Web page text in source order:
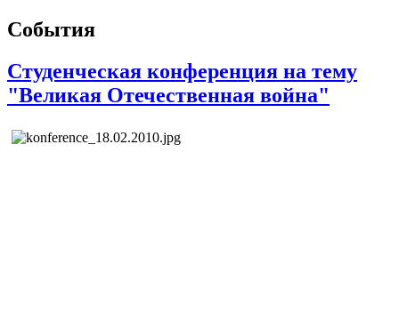
События
Студенческая конференция на тему
"Великая Отечественная война"